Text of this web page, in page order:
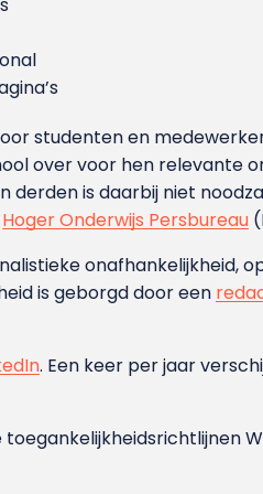
studenten en
over voor hen relevante
is daarbij niet
Hoger Onderwijs Persbureau
onafhankelijkheid,
is geborgd door een
. Een keer per jaar